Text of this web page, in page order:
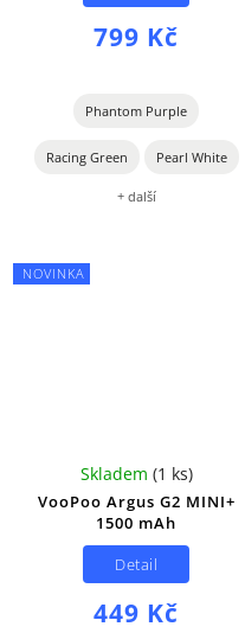
799 Kč
Phantom Purple
Racing Green Pearl White
+ další
NOVINKA
VooPoo Argus G2 MINI+
1500 mAh
Skladem (1 ks)
449 Kč
Detail